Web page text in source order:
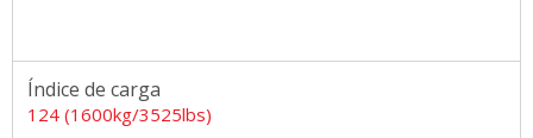
Índice de carga
124 (1600kg/3525lbs)